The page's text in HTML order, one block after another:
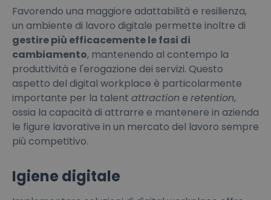
Favorendo una maggiore adattabilità e resilienza,
un ambiente di lavoro digitale permette inoltre di
gestire più efficacemente le fasi di
cambiamento, mantenendo al contempo la
produttività e l'erogazione dei servizi. Questo
aspetto del digital workplace è particolarmente
importante per la talent attraction e retention,
ossia la capacità di attrarre e mantenere in azienda
le figure lavorative in un mercato del lavoro sempre
più competitivo.
Igiene digitale